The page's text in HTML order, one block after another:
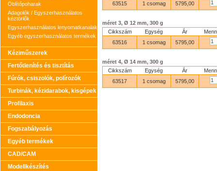
Öblítőpoharak
Adagolók / Egyszerhasználatos
kéztörlők
Egyszerhasználatos lenyomatkanalak
Egyéb egyszerhasználatos termékek
Kéziműszerek
Fertőtlenítés és tisztítás
Fúrók, csiszolók, polírozók
Turbinák, kézidarabok, kisgépek
Profilaxis
Endodoncia
Fogszabályozás
Egyéb termékek
CAD/CAM
Modellkészítés
63515
1 csomag 5795,00
méret 3, Ø 12 mm, 300 g
Cikkszám
Egység Ár
63516
1 csomag 5795,00
méret 4, Ø 14 mm, 300 g
Cikkszám
Egység Ár
63517
1 csomag 5795,00